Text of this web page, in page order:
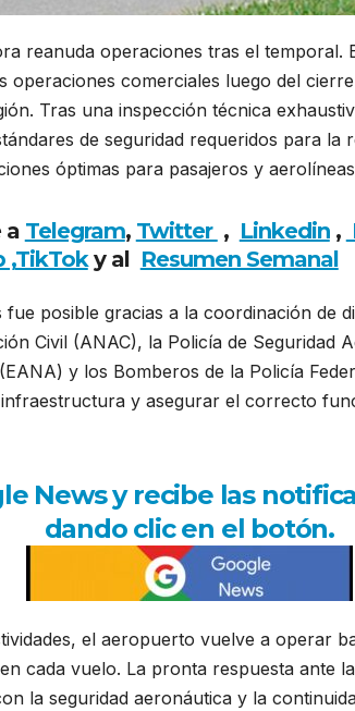
reanuda operaciones tras el temporal.
operaciones comerciales luego del
Tras una inspección técnica
de seguridad requeridos para la
óptimas para pasajeros y
a Telegram, Twitter , Linkedin,
,TikToky al Resumen Semanal
posible gracias a la coordinación de
Civil (ANAC), la Policía de Seguridad
y los Bomberos de la Policía
y asegurar el correcto
News y recibe las
dando clic en el botón.
el aeropuerto vuelve a operar
cada vuelo. La pronta respuesta ante
la seguridad aeronáutica y la